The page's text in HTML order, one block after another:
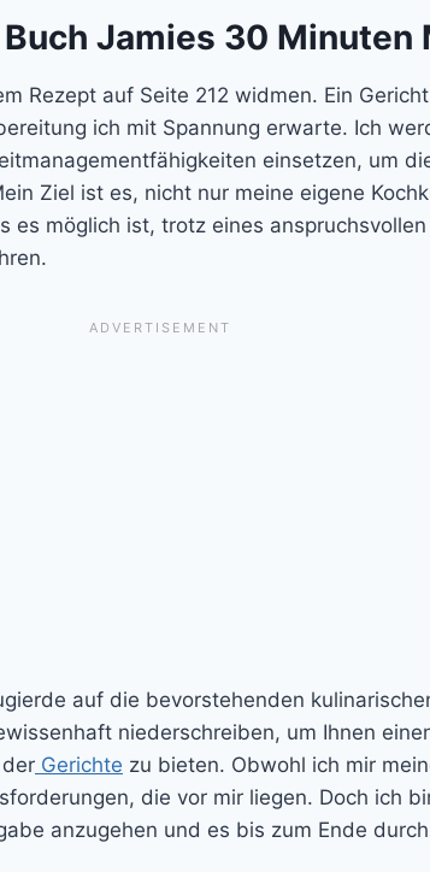
Jamies 30 Minuten
Rezept auf Seite 212 widmen. Ein
ich mit Spannung erwarte. Ich
einsetzen, um
Ziel ist es, nicht nur meine eigene
es möglich ist, trotz eines
auf die bevorstehenden
niederschreiben, um Ihnen
Gerichte zu bieten. Obwohl ich mir
die vor mir liegen. Doch ich
anzugehen und es bis zum Ende